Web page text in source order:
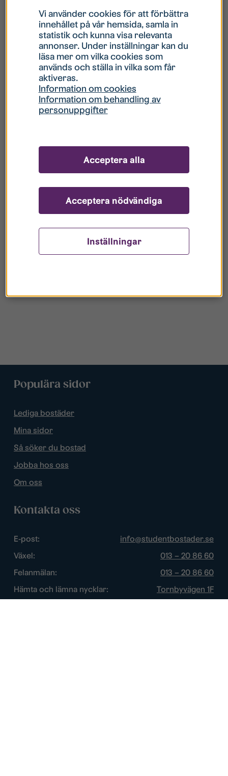
för din flyttanmälan hittar du i ditt hyresavtal.
Du måste själv göra en anmälan om ändrad
adress till exempelvis försäkringsbolag, banker,
föreningar och vänner.
Åker du på en utbytestermin eller “hem hem”
under en längre tid rekommenderar vi att du gör
en tillfällig adressändring om du önskar få post
Populära sidor
Lediga bostäder
Mina sidor
Så söker du bostad
Jobba hos oss
Om oss
Kontakta oss
E-post:
info@studentbostader.se
Växel:
013 – 20 86 60
Felanmälan:
013 – 20 86 60
Hämta och lämna nycklar:
Tornbyvägen 1F
Vi använder cookies för att förbättra
innehållet på vår hemsida, samla in
statistik och kunna visa relevanta
annonser. Under inställningar kan du
läsa mer om vilka cookies som
används och ställa in vilka som får
aktiveras.
Information om cookies
Information om behandling av
personuppgifter
Inställningar
Acceptera nödvändiga
Acceptera alla